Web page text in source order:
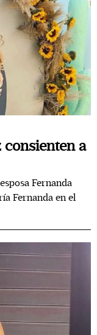
consienten a
Fernanda
Fernanda en el